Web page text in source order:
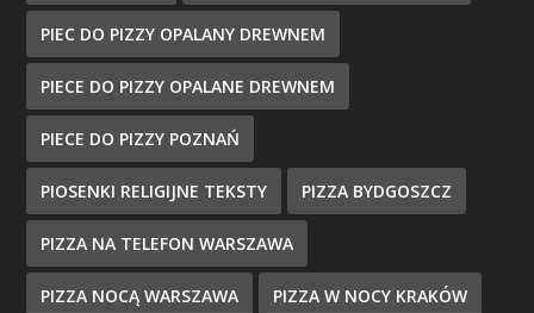
PIEC DO PIZZY OPALANY DREWNEM
PIECE DO PIZZY OPALANE DREWNEM
PIECE DO PIZZY POZNAŃ
PIOSENKI RELIGIJNE TEKSTY PIZZA BYDGOSZCZ
PIZZA NA TELEFON WARSZAWA
PIZZA NOCĄ WARSZAWA PIZZA W NOCY KRAKÓW